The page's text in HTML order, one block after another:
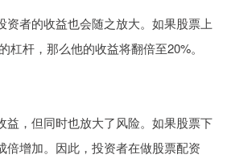
资者的收益也会随之放大。如果股票上
杠杆，那么他的收益将翻倍至20%。
益，但同时也放大了风险。如果股票下
倍增加。因此，投资者在做股票配资